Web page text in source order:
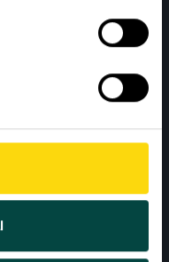
TILL
skolklasser om